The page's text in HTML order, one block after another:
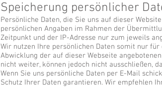
Speicherung persönlicher
Persönliche Daten, die Sie uns auf dieser
persönlichen Angaben im Rahmen der
Zeitpunkt und der IP-Adresse nur zum jeweils
Wir nutzen Ihre persönlichen Daten somit nur
Abwicklung der auf dieser Webseite
nicht weiter, können jedoch nicht ausschließen,
Wenn Sie uns persönliche Daten per E-Mail
Schutz Ihrer Daten garantieren. Wir empfehlen